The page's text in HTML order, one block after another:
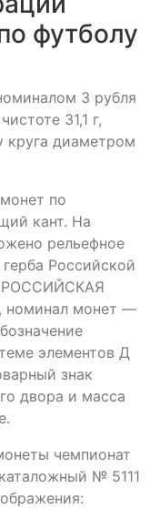
футболу
3 рубля
31,1 г,
круга диаметром
по
кант. На
рельефное
Российской
монет —
элементов Д
знак
двора и масса
чемпионат
№ 5111